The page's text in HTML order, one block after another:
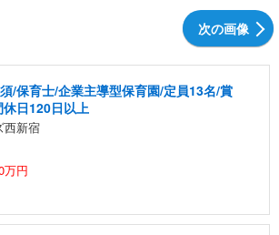
次の画像
須/保育士/企業主導型保育園/定員13名/賞
日120日以上
西新宿
万円